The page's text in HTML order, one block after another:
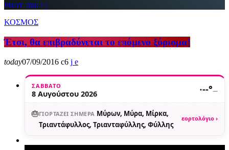
insert_link
ΚΟΣΜΟΣ
Έτσι, θα επιβραδύνεται το επόμενο ξύρισμα!
today07/09/2016 6
ΣΆΒΒΑΤΟ
8 Αυγούστου 2026 ·--°—
🎂ΓΙΟΡΤΆΖΕΙ ΣΉΜΕΡΑ Μύρων, Μύρα, Μίρκα,
Τριαντάφυλλος, Τριανταφύλλης, Φύλλης
εορτολόγιο ›